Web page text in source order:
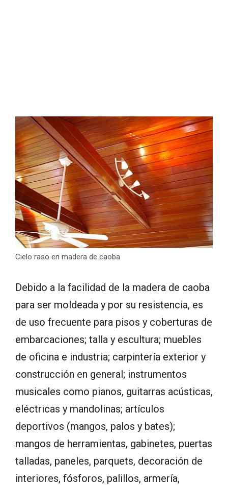
Cielo raso en madera de caoba
Debido a la facilidad de la madera de caoba
para ser moldeada y por su resistencia, es
de uso frecuente para pisos y coberturas de
embarcaciones; talla y escultura; muebles
de oficina e industria; carpintería exterior y
construcción en general; instrumentos
musicales como pianos, guitarras acústicas,
eléctricas y mandolinas; artículos
deportivos (mangos, palos y bates);
mangos de herramientas, gabinetes, puertas
talladas, paneles, parquets, decoración de
interiores, fósforos, palillos, armería,